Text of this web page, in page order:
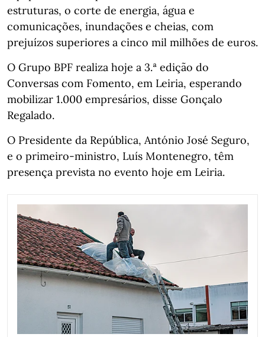
estruturas, o corte de energia, água e
comunicações, inundações e cheias, com
prejuízos superiores a cinco mil milhões de euros.
O Grupo BPF realiza hoje a 3.ª edição do
Conversas com Fomento, em Leiria, esperando
mobilizar 1.000 empresários, disse Gonçalo
Regalado.
O Presidente da República, António José Seguro,
e o primeiro-ministro, Luís Montenegro, têm
presença prevista no evento hoje em Leiria.